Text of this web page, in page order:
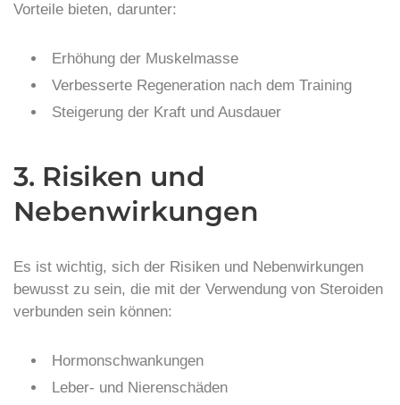
Vorteile bieten, darunter:
Erhöhung der Muskelmasse
Verbesserte Regeneration nach dem Training
Steigerung der Kraft und Ausdauer
3. Risiken und
Nebenwirkungen
Es ist wichtig, sich der Risiken und Nebenwirkungen
bewusst zu sein, die mit der Verwendung von Steroiden
verbunden sein können:
Hormonschwankungen
Leber- und Nierenschäden